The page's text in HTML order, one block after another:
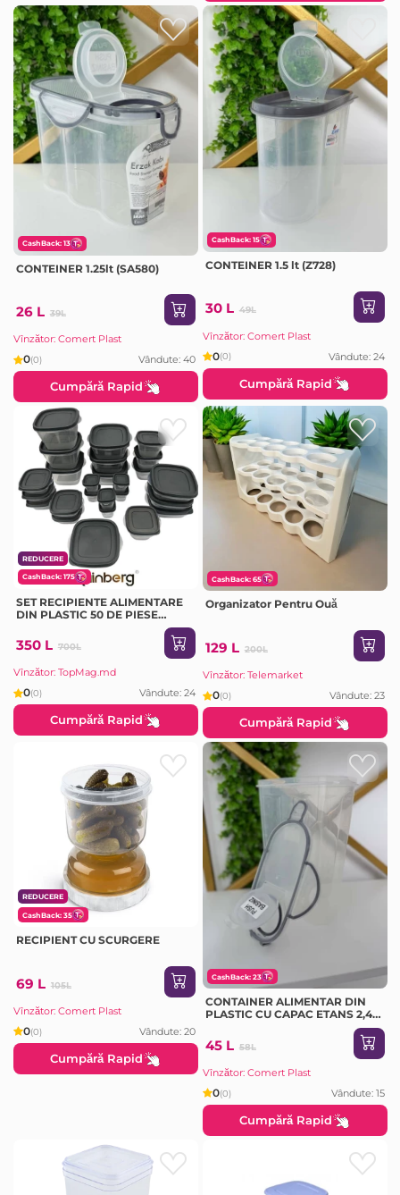
CashBack: 13
CONTEINER 1.25lt (SA580)
26 L 39L
Vînzător: Comert Plast
0(0) Vândute: 40
Cumpără Rapid
CashBack: 15
CONTEINER 1.5 lt (Z728)
30 L 49L
Vînzător: Comert Plast
0(0) Vândute: 24
Cumpără Rapid
REDUCERE
CashBack: 175
SET RECIPIENTE ALIMENTARE
DIN PLASTIC 50 DE PIESE
350 L 700L
Vînzător: TopMag.md
0(0) Vândute: 24
Cumpără Rapid
CashBack: 65
Organizator Pentru Ouă
129 L 200L
Vînzător: Telemarket
0(0) Vândute: 23
Cumpără Rapid
REDUCERE
CashBack: 35
RECIPIENT CU SCURGERE
69 L 105L
Vînzător: Comert Plast
0(0) Vândute: 20
Cumpără Rapid
CashBack: 23
CONTAINER ALIMENTAR DIN
PLASTIC CU CAPAC ETANS 2,4 L
45 L 58L
Vînzător: Comert Plast
0(0) Vândute: 15
Cumpără Rapid